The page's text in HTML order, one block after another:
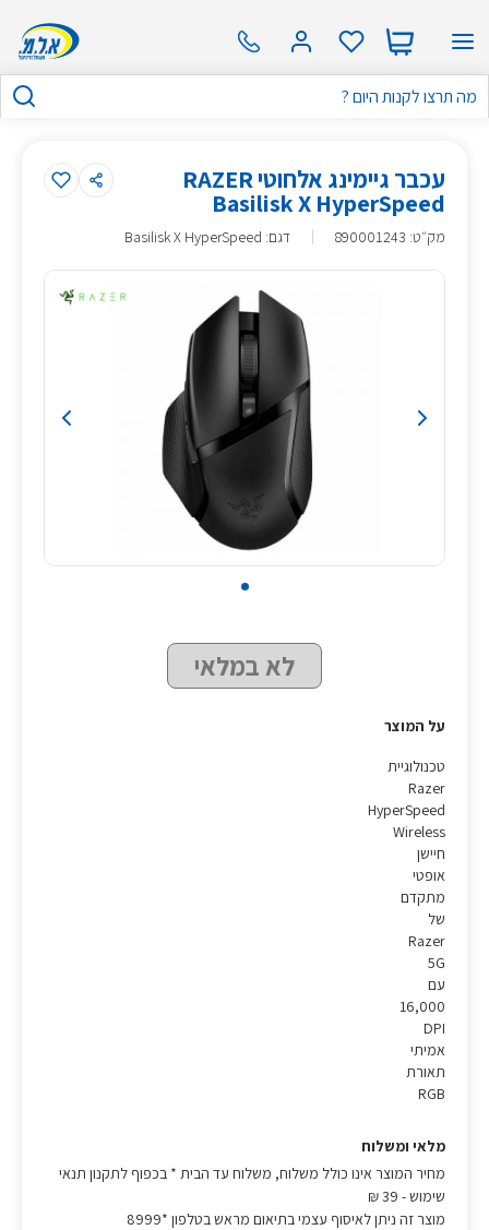
עכבר גיימינג אלחוטי RAZER
Basilisk X HyperSpeed
מק״ט:
890001243 דגם: Basilisk X HyperSpeed
לא במלאי
על המוצר
טכנולוגיית
Razer
HyperSpeed
Wireless
חיישן
אופטי
מתקדם
של
Razer
5G
עם
16,000
DPI
אמיתי
תאורת
RGB
מלאי ומשלוח
מחיר המוצר אינו כולל משלוח, משלוח עד הבית * בכפוף לתקנון תנאי
שימוש- 39 ₪
מוצר זה ניתן לאיסוף עצמי בתיאום מראש בטלפון *8999